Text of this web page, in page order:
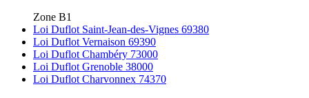
Zone B1
Loi Duflot Saint-Jean-des-Vignes 69380
Loi Duflot Vernaison 69390
Loi Duflot Chambéry 73000
Loi Duflot Grenoble 38000
Loi Duflot Charvonnex 74370